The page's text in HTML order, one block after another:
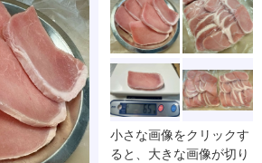
小さな画像をクリックす
ると、大きな画像が切り